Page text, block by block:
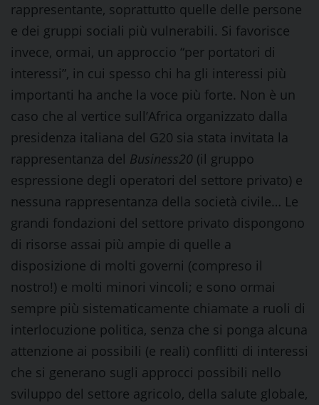
rappresentante, soprattutto quelle delle persone
e dei gruppi sociali più vulnerabili. Si favorisce
invece, ormai, un approccio “per portatori di
interessi”, in cui spesso chi ha gli interessi più
importanti ha anche la voce più forte. Non è un
caso che al vertice sull’Africa organizzato dalla
presidenza italiana del G20 sia stata invitata la
rappresentanza del Business20 (il gruppo
espressione degli operatori del settore privato) e
nessuna rappresentanza della società civile… Le
grandi fondazioni del settore privato dispongono
di risorse assai più ampie di quelle a
disposizione di molti governi (compreso il
nostro!) e molti minori vincoli; e sono ormai
sempre più sistematicamente chiamate a ruoli di
interlocuzione politica, senza che si ponga alcuna
attenzione ai possibili (e reali) conflitti di interessi
che si generano sugli approcci possibili nello
sviluppo del settore agricolo, della salute globale,